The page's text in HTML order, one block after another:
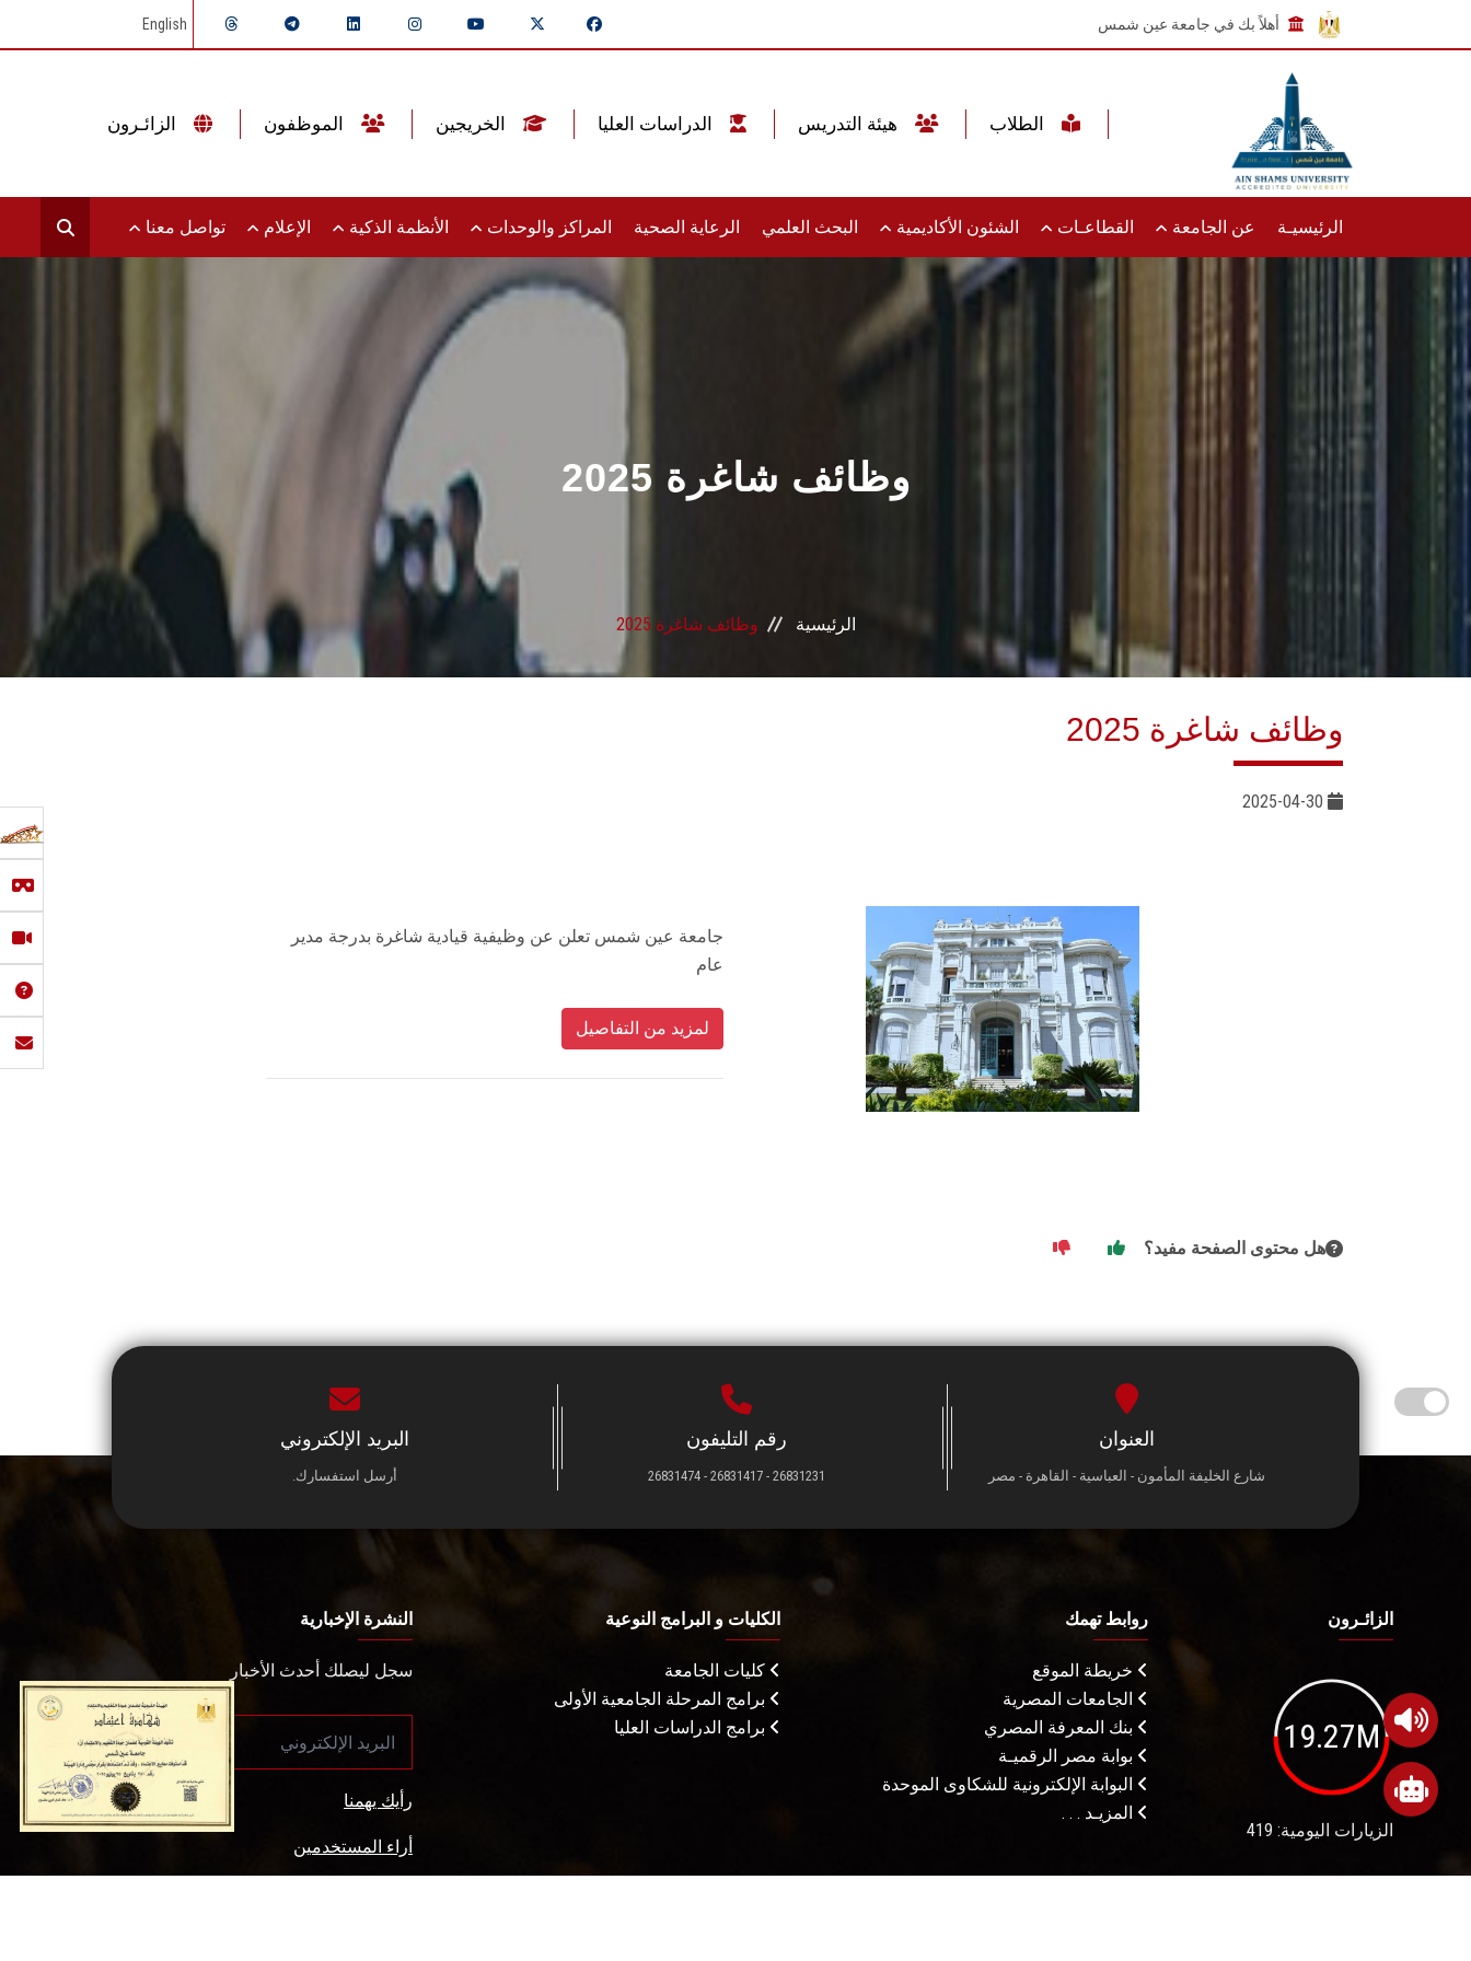
أهلاً بك في جامعة عين شمس English
الرئيسيـة عن الجامعة القطاعـات الشئون الأكاديمية البحث العلمي الرعاية الصحية المراكز والوحدات الأنظمة الذكية الإعلام تواصل معنا
وظائف شاغرة 2025
الرئيسية وظائف شاغرة 2025
وظائف شاغرة 2025
جامعة عين شمس تعلن عن وظيفية قيادية شاغرة بدرجة مدير
عام
لمزيد من التفاصيل
هل محتوى الصفحة مفيد؟
العنوان
شارع الخليفة المأمون - العباسية - القاهرة - مصر
رقم التليفون
26831231 - 26831417 - 26831474
البريد الإلكتروني
أرسل استفسارك.
الزائـرون
19.27M
الزيارات اليومية: 419
روابط تهمك
خريطة الموقع
الجامعات المصرية
بنك المعرفة المصري
بوابة مصر الرقميـة
البوابة الإلكترونية للشكاوى الموحدة
المزيـد . . .
الكليات و البرامج النوعية
كليات الجامعة
برامج المرحلة الجامعية الأولى
برامج الدراسات العليا
النشرة الإخبارية
سجل ليصلك أحدث الأخبار
رأيك يهمنا
أراء المستخدمين